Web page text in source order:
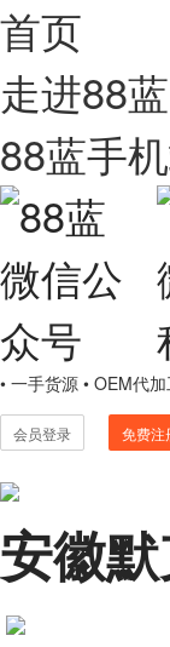
首页
走进88蓝
88蓝手
• 一手货源 • OEM代
会员登录 免费注
安徽